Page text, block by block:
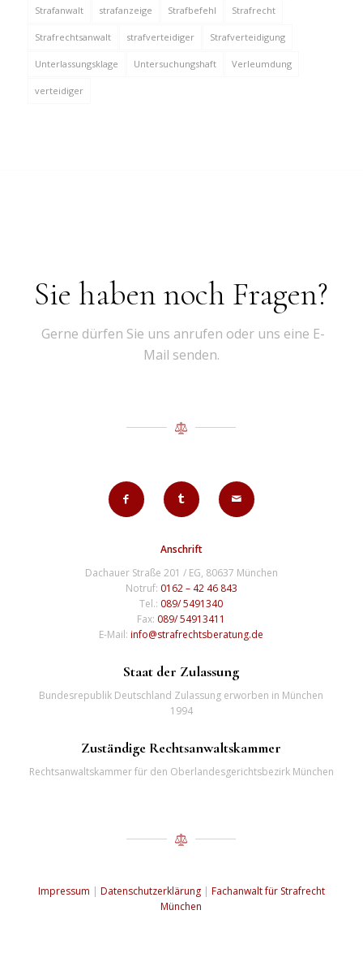
Strafanwalt strafanzeige Strafbefehl Strafrecht
Strafrechtsanwalt strafverteidiger Strafverteidigung
Unterlassungsklage Untersuchungshaft Verleumdung
verteidiger
Sie haben noch Fragen?
Gerne dürfen Sie uns anrufen oder uns eine E-
Mail senden.
Anschrift
Dachauer Straße 201 / EG, 80637 München
Notruf: 0162 – 42 46 843
Tel.: 089/ 5491340
Fax: 089/ 54913411
E-Mail:info@strafrechtsberatung.de
Staat der Zulassung
Bundesrepublik Deutschland Zulassung erworben in München
1994
Zuständige Rechtsanwaltskammer
Rechtsanwaltskammer für den Oberlandesgerichtsbezirk München
Impressum | Datenschutzerklärung| Fachanwalt für Strafrecht
München